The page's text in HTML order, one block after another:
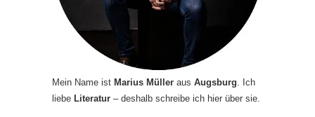
Mein Name ist Marius Müller aus Augsburg. Ich
liebe Literatur – deshalb schreibe ich hier über sie.